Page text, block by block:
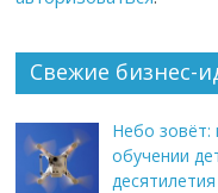
Свежие бизнес-
Небо зовёт:
обучении
десятилетия